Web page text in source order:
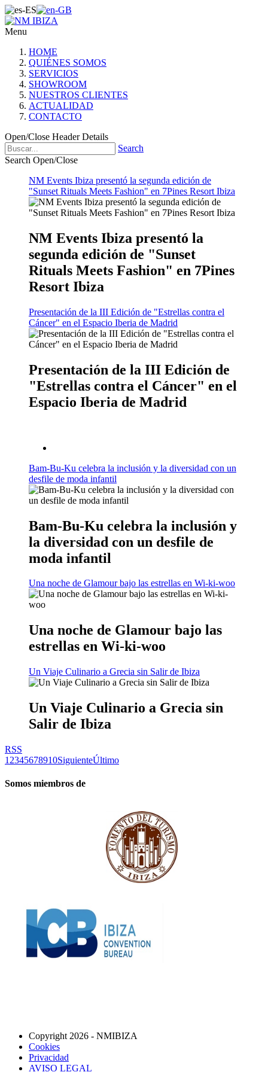
Menu
HOME
QUIÉNES SOMOS
SERVICIOS
SHOWROOM
NUESTROS CLIENTES
ACTUALIDAD
CONTACTO
Open/Close Header Details
Search
Search Open/Close
NM Events Ibiza presentó la segunda edición de
"Sunset Rituals Meets Fashion" en 7Pines Resort Ibiza
NM Events Ibiza presentó la
segunda edición de "Sunset
Rituals Meets Fashion" en 7Pines
Resort Ibiza
Presentación de la III Edición de "Estrellas contra el
Cáncer" en el Espacio Iberia de Madrid
Presentación de la III Edición de
"Estrellas contra el Cáncer" en el
Espacio Iberia de Madrid
Bam-Bu-Ku celebra la inclusión y la diversidad con un
desfile de moda infantil
Bam-Bu-Ku celebra la inclusión y
la diversidad con un desfile de
moda infantil
Una noche de Glamour bajo las estrellas en Wi-ki-woo
Una noche de Glamour bajo las
estrellas en Wi-ki-woo
Un Viaje Culinario a Grecia sin Salir de Ibiza
Un Viaje Culinario a Grecia sin
Salir de Ibiza
RSS
1 2345678910SiguienteÚltimo
Somos miembros de
Copyright 2026 - NMIBIZA
Cookies
Privacidad
AVISO LEGAL